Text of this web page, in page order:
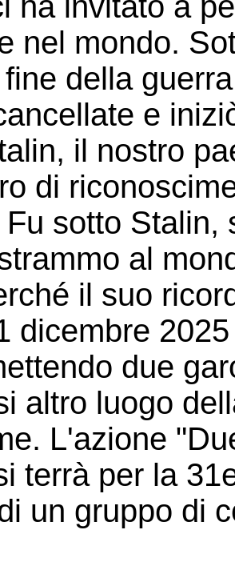
nel mondo.
della
e
il nostro
di
sotto Stalin,
al
il suo
dicembre
due
altro luogo
L'azione
terrà per la
un gruppo di